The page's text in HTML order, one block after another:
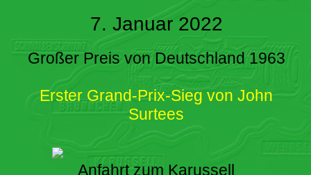
7. Januar 2022
Großer Preis von Deutschland 1963
Erster Grand-Prix-Sieg von John
Surtees
Anfahrt zum Karussell